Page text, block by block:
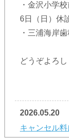
・金沢小学
6日（日）休
・三浦海岸
どうぞよろし
2026.05.20
キャンセル